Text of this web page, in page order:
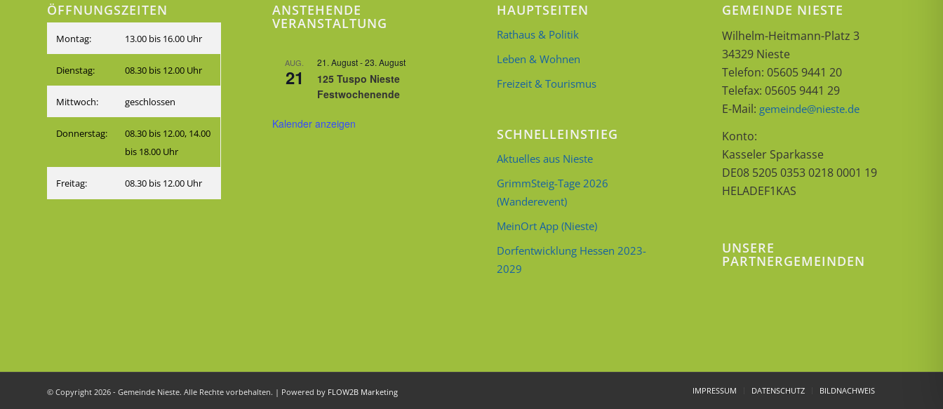
ÖFFNUNGSZEITEN
Montag: 13.00 bis 16.00 Uhr
Dienstag: 08.30 bis 12.00 Uhr
Mittwoch: geschlossen
Donnerstag:
08.30 bis 12.00, 14.00
bis 18.00 Uhr
Freitag: 08.30 bis 12.00 Uhr
ANSTEHENDE
VERANSTALTUNG
AUG.
21
21. August-23. August
125 Tuspo Nieste
Festwochenende
Kalender anzeigen
HAUPTSEITEN
Rathaus & Politik
Leben & Wohnen
Freizeit & Tourismus
SCHNELLEINSTIEG
Aktuelles aus Nieste
GrimmSteig-Tage 2026
(Wanderevent)
MeinOrt App (Nieste)
Dorfentwicklung Hessen 2023-
2029
GEMEINDE NIESTE
Wilhelm-Heitmann-Platz 3
34329 Nieste
Telefon: 05605 9441 20
Telefax: 05605 9441 29
E-Mail: gemeinde@nieste.de
Konto:
Kasseler Sparkasse
DE08 5205 0353 0218 0001 19
HELADEF1KAS
UNSERE
PARTNERGEMEINDEN
© Copyright 2026 - Gemeinde Nieste. Alle Rechte vorbehalten. | Powered by FLOW2B Marketing IMPRESSUM DATENSCHUTZ BILDNACHWEIS